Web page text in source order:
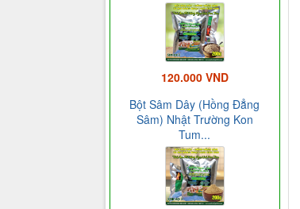
120.000 VND
Bột Sâm Dây (Hồng Đẳng
Sâm) Nhật Trường Kon
Tum...